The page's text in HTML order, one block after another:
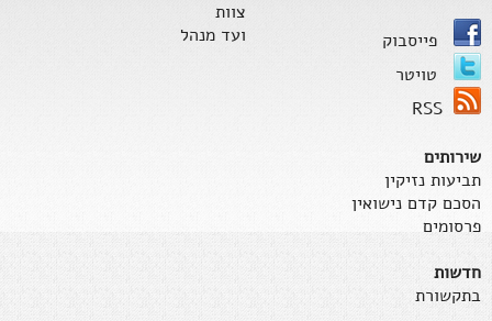
פייסבוק
טויטר
RSS
צוות
ועד מנהל
שירותים
תביעות נזיקין
הסכם קדם נישואין
פרסומים
חדשות
בתקשורת